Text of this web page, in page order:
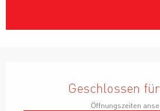
Geschlossen
Öffnungszeiten